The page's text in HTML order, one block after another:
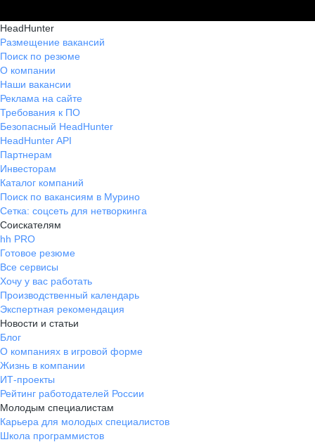
HeadHunter
Размещение вакансий
Поиск по резюме
О компании
Наши вакансии
Реклама на сайте
Требования к ПО
Безопасный HeadHunter
HeadHunter API
Партнерам
Инвесторам
Каталог компаний
Поиск по вакансиям в Мурино
Сетка: соцсеть для нетворкинга
Соискателям
hh PRO
Готовое резюме
Все сервисы
Хочу у вас работать
Производственный календарь
Экспертная рекомендация
Новости и статьи
Блог
О компаниях в игровой форме
Жизнь в компании
ИТ-проекты
Рейтинг работодателей России
Молодым специалистам
Карьера для молодых специалистов
Школа программистов